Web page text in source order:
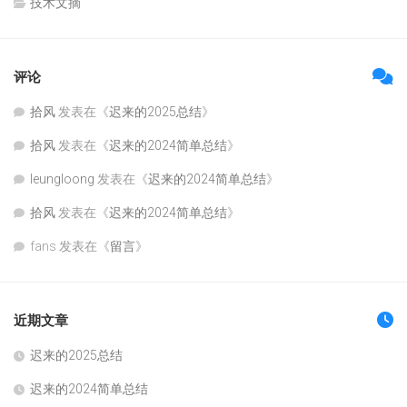
评论
拾风 发表在《迟来的2025总结》
拾风 发表在《迟来的2024简单总结》
leungloong 发表在《迟来的2024简单总结》
拾风 发表在《迟来的2024简单总结》
fans 发表在《留言》
近期文章
迟来的2025总结
迟来的2024简单总结